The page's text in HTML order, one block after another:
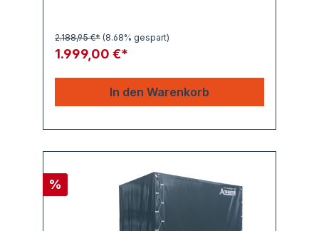
1.999,00 €*
2.188,95 €* (8.68% gespart)
In den Warenkorb
%